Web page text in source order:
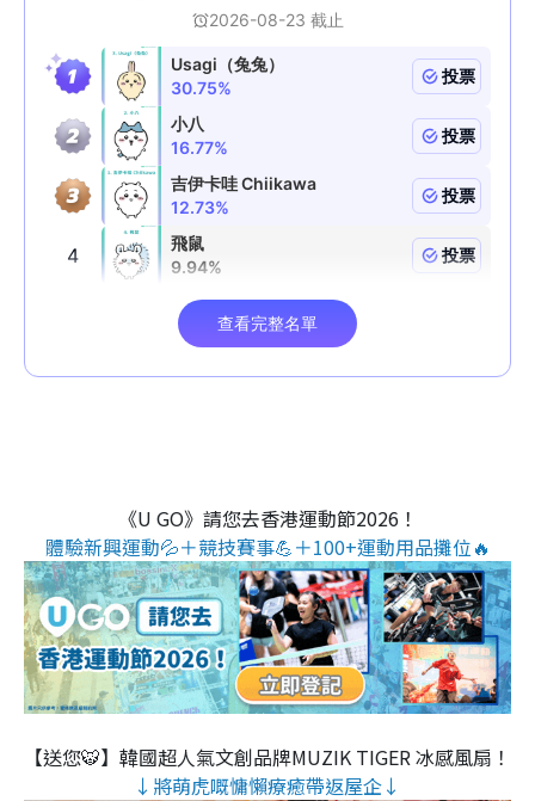
《U GO》請您去香港運動節2026！
體驗新興運動💦＋競技賽事💪＋100+運動用品攤位🔥
【送您🐯】韓國超人氣文創品牌MUZIK TIGER 冰感風扇！
↓將萌虎嘅慵懶療癒帶返屋企↓